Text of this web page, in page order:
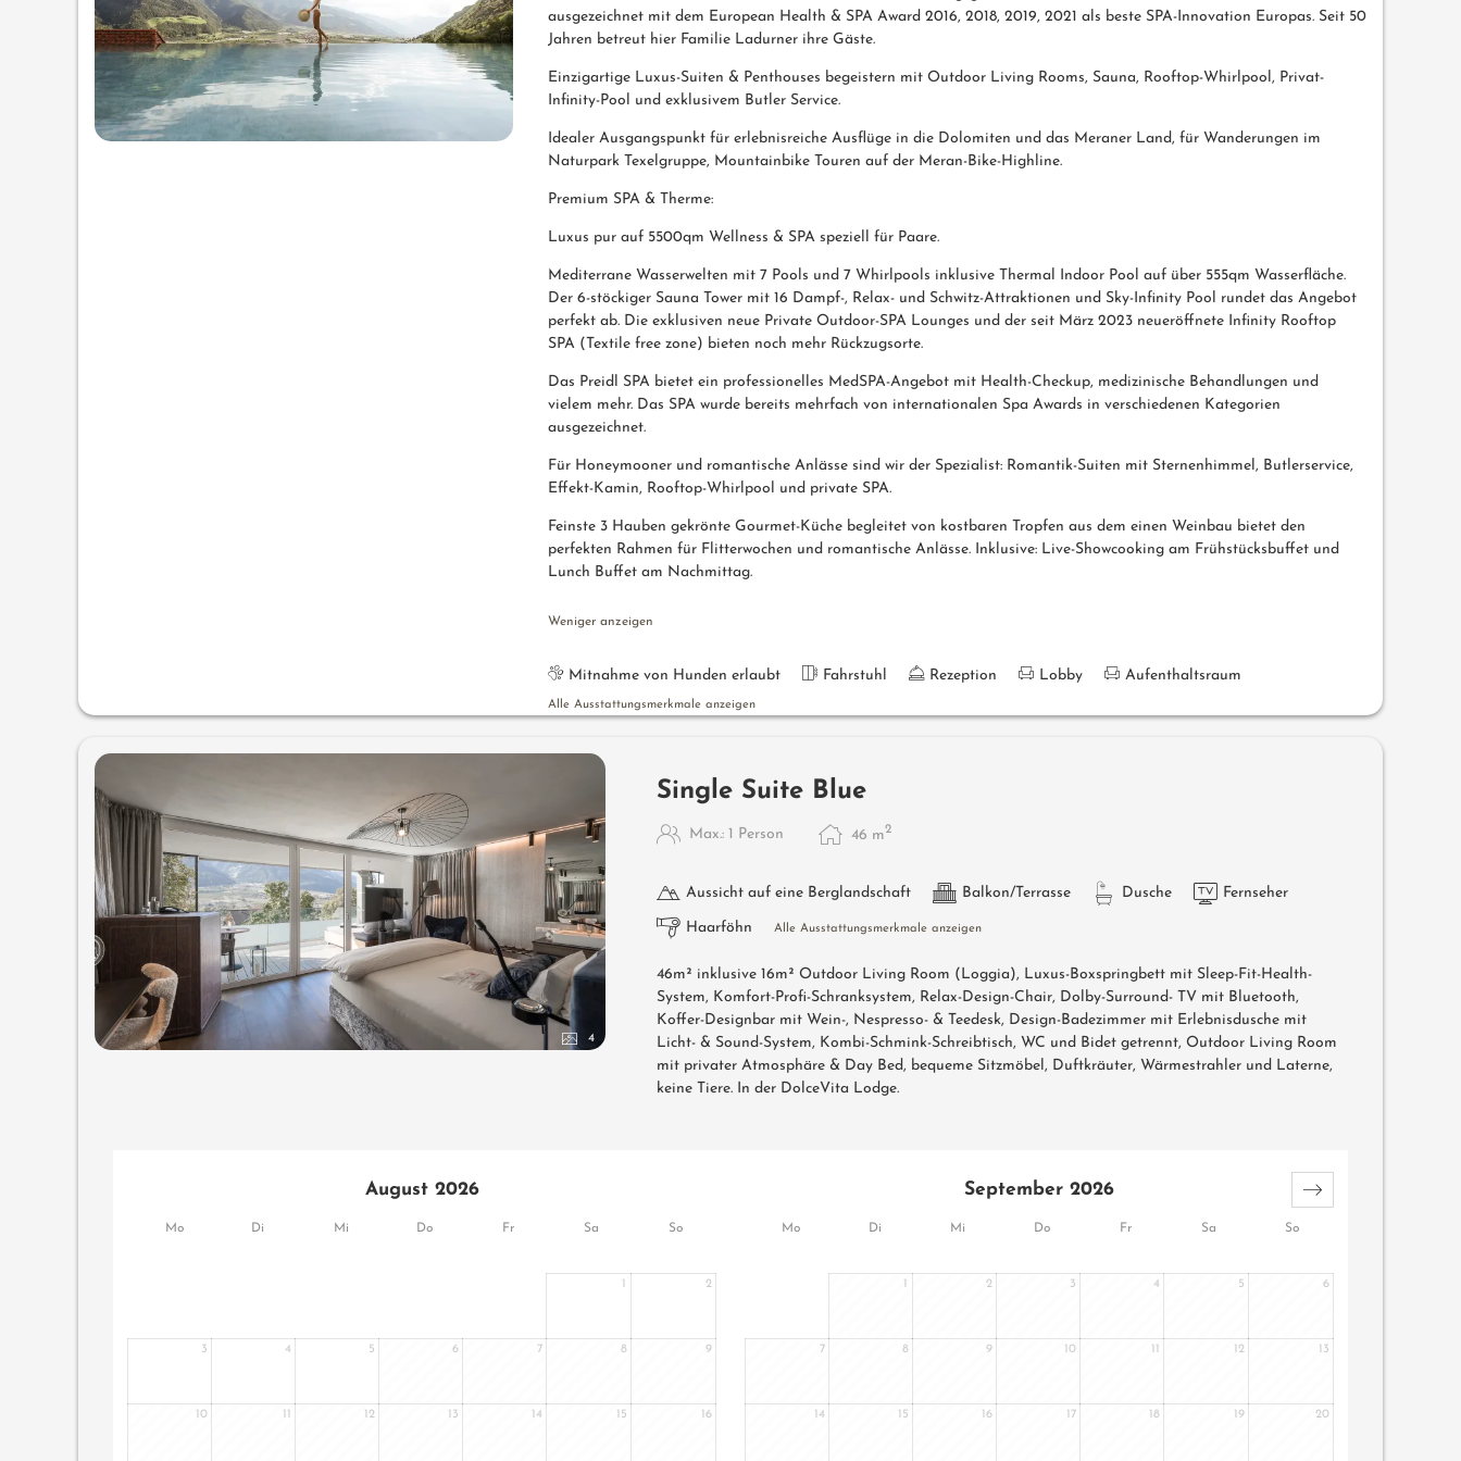
ausgezeichnet mit dem European Health & SPA Award 2016, 2018, 2019, 2021 als beste SPA-Innovation Europas. Seit 50
Jahren betreut hier Familie Ladurner ihre Gäste.
Einzigartige Luxus-Suiten & Penthouses begeistern mit Outdoor Living Rooms, Sauna, Rooftop-Whirlpool, Privat-
Infinity-Pool und exklusivem Butler Service.
Idealer Ausgangspunkt für erlebnisreiche Ausflüge in die Dolomiten und das Meraner Land, für Wanderungen im
Naturpark Texelgruppe, Mountainbike Touren auf der Meran-Bike-Highline.
Premium SPA & Therme:
Luxus pur auf 5500qm Wellness & SPA speziell für Paare.
Mediterrane Wasserwelten mit 7 Pools und 7 Whirlpools inklusive Thermal Indoor Pool auf über 555qm Wasserfläche.
Der 6-stöckiger Sauna Tower mit 16 Dampf-, Relax- und Schwitz-Attraktionen und Sky-Infinity Pool rundet das Angebot
perfekt ab. Die exklusiven neue Private Outdoor-SPA Lounges und der seit März 2023 neueröffnete Infinity Rooftop
SPA (Textile free zone) bieten noch mehr Rückzugsorte.
Das Preidl SPA bietet ein professionelles MedSPA-Angebot mit Health-Checkup, medizinische Behandlungen und
vielem mehr. Das SPA wurde bereits mehrfach von internationalen Spa Awards in verschiedenen Kategorien
ausgezeichnet.
Für Honeymooner und romantische Anlässe sind wir der Spezialist: Romantik-Suiten mit Sternenhimmel, Butlerservice,
Effekt-Kamin, Rooftop-Whirlpool und private SPA.
Feinste 3 Hauben gekrönte Gourmet-Küche begleitet von kostbaren Tropfen aus dem einen Weinbau bietet den
perfekten Rahmen für Flitterwochen und romantische Anlässe. Inklusive: Live-Showcooking am Frühstücksbuffet und
Lunch Buffet am Nachmittag.
Weniger anzeigen
Mitnahme von Hunden erlaubt Fahrstuhl Rezeption Lobby Aufenthaltsraum
Alle Ausstattungsmerkmale anzeigen
4
Single Suite Blue
Max.: 1 Person 46 m2
Aussicht auf eine Berglandschaft Balkon/Terrasse Dusche Fernseher
Haarföhn Alle Ausstattungsmerkmale anzeigen
46m² inklusive 16m² Outdoor Living Room (Loggia), Luxus-Boxspringbett mit Sleep-Fit-Health-
System, Komfort-Profi-Schranksystem, Relax-Design-Chair, Dolby-Surround- TV mit Bluetooth,
Koffer-Designbar mit Wein-, Nespresso- & Teedesk, Design-Badezimmer mit Erlebnisdusche mit
Licht- & Sound-System, Kombi-Schmink-Schreibtisch, WC und Bidet getrennt, Outdoor Living Room
mit privater Atmosphäre & Day Bed, bequeme Sitzmöbel, Duftkräuter, Wärmestrahler und Laterne,
keine Tiere. In der DolceVita Lodge.
Mo Di Mi Do Fr Sa So Mo Di Mi Do Fr Sa So
August 2026
2
3 4 5 6 7 8 9
10 12 13 14 15 16
September 2026
2 3 4 5 6
7 8 9 10 12 13
14 15 16 17 18 19 20